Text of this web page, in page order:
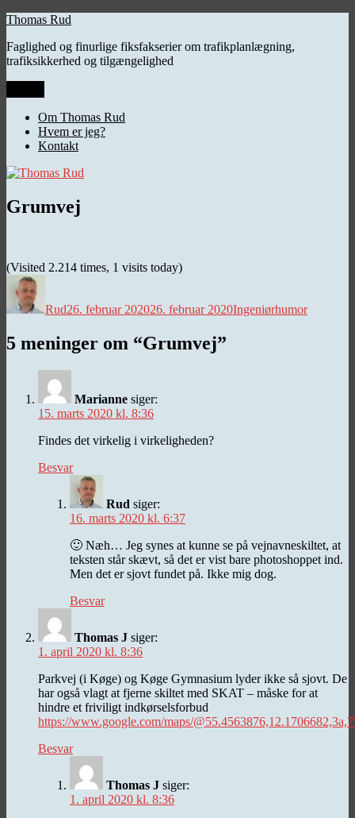
Videre
indhold
Thomas Rud
Faglighed og finurlige fiksfakserier om trafikplanlægning,
trafiksikkerhed og tilgængelighed
Om Thomas Rud
Hvem er jeg?
Kontakt
Grumvej
(Visited 2.214 times, 1 visits today)
Rud26. februar 202026. februar 2020Ingeniørhumor
5 meninger om “Grumvej”
Marianne siger:
15. marts 2020 kl. 8:36
Findes det virkelig i virkeligheden?
Besvar
Rud siger:
16. marts 2020 kl. 6:37
🙂 Næh… Jeg synes at kunne se på vejnavneskiltet, at
teksten står skævt, så det er vist bare photoshoppet ind.
Men det er sjovt fundet på. Ikke mig dog.
Besvar
Thomas J siger:
1. april 2020 kl. 8:36
Parkvej (i Køge) og Køge Gymnasium lyder ikke så sjovt. De
har også vlagt at fjerne skiltet med SKAT – måske for at
hindre et friviligt indkørselsforbud
https://www.google.com/maps/
Besvar
Thomas J siger:
1. april 2020 kl. 8:36